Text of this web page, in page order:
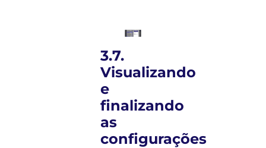
3.7.
Visualizando
e
finalizando
as
configurações